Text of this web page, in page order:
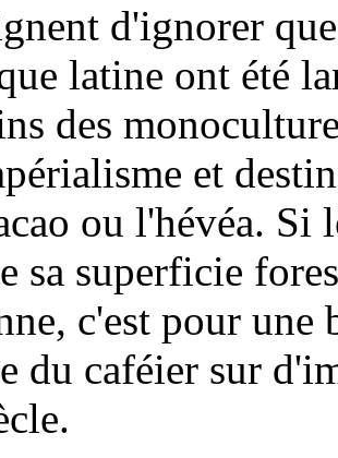
d'ignorer
latine ont été
des
et
ou l'hévéa. Si
sa superficie
c'est pour
du caféier sur